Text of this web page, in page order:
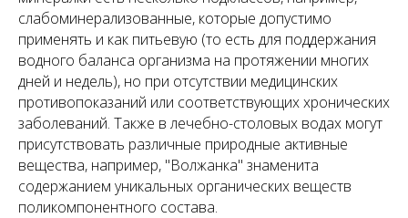
слабоминерализованные, которые допустимо
применять и как питьевую (то есть для поддержания
водного баланса организма на протяжении многих
дней и недель), но при отсутствии медицинских
противопоказаний или соответствующих хронических
заболеваний. Также в лечебно-столовых водах могут
присутствовать различные природные активные
вещества, например, "Волжанка" знаменита
содержанием уникальных органических веществ
поликомпонентного состава.